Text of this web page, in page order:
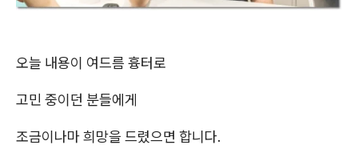
오늘 내용이 여드름 흉터로
고민 중이던 분들에게
조금이나마 희망을 드렸으면 합니다.